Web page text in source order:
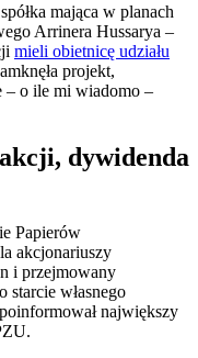
mająca w planach
Arrinera Hussarya –
mieli obietnicę udziału
projekt,
– o ile mi wiadomo –
dywidenda
Papierów
akcjonariuszy
i przejmowany
starcie własnego
największy